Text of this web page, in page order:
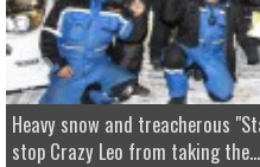
Heavy snow and treacherous
stop Crazy Leo from taking the...